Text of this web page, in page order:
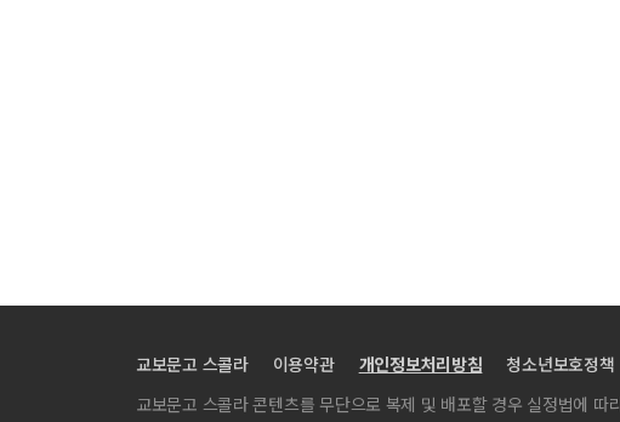
교보문고 스콜라 이용약관 개인정보처리방침 청소년보호정책
교보문고 스콜라 콘텐츠를 무단으로 복제 및 배포할 경우 실정법에 따